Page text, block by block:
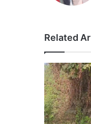
Related